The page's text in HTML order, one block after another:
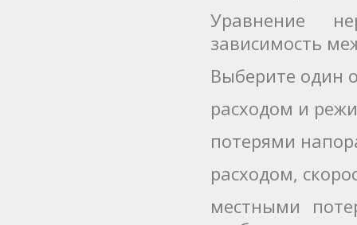
Уравнение
зависимость
Выберите один
расходом и
потерями
расходом,
местными